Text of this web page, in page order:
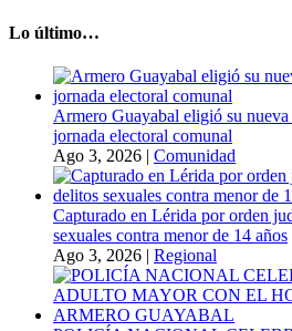
Lo último…
Armero Guayabal eligió su
jornada electoral comunal
Ago 3, 2026 | Comunidad
Capturado en Lérida por orden
sexuales contra menor de 14 años
Ago 3, 2026 | Regional